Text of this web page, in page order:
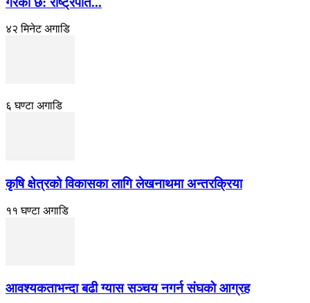
४२ मिनेट अगाडि
६ घण्टा अगाडि
कृषि क्षेत्रको विकासका लागि लेखनाथमा अन्तरक्रिया
११ घण्टा अगाडि
आवश्यकताभन्दा बढी ग्यास सञ्चय नगर्न संघकाे आग्रह